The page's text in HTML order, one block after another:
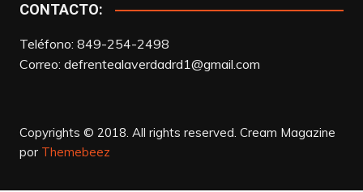
CONTACTO:
Teléfono: 849-254-2498
Correo: defrentealaverdadrd1@gmail.com
Copyrights © 2018. All rights reserved. Cream Magazine
por Themebeez